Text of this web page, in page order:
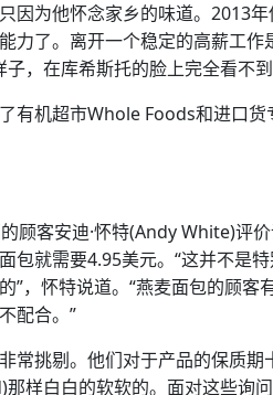
因为他怀念家乡的味道。2013
力了。离开一个稳定的高薪工作
，在库希斯托的脸上完全看不到
有机超市Whole Foods和进口
顾客安迪·怀特(Andy White)评
就需要4.95美元。“这并不是特
，怀特说道。“燕麦面包的顾客
配合。”
常挑剔。他们对于产品的保质期
样白白的软软的。面对这些